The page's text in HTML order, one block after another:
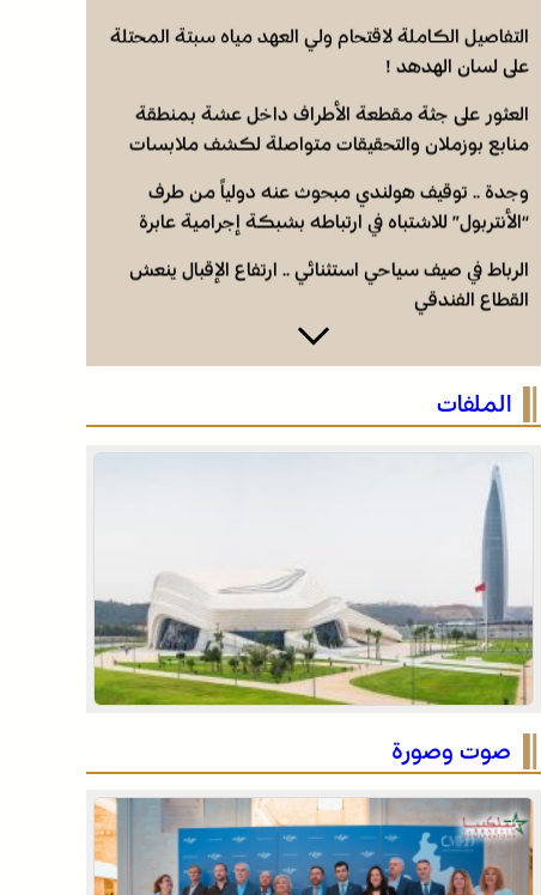
التفاصيل الكاملة لاقتحام ولي العهد مياه سبتة المحتلة
على لسان الهدهد !
العثور على جثة مقطعة الأطراف داخل عشة بمنطقة
منابع بوزملان والتحقيقات متواصلة لكشف ملابسات
وجدة .. توقيف هولندي مبحوث عنه دولياً من طرف
“الأنتربول” للاشتباه في ارتباطه بشبكة إجرامية عابرة
الرباط في صيف سياحي استثنائي .. ارتفاع الإقبال ينعش
القطاع الفندقي
التفاصيل الكاملة لاقتحام ولي العهد مياه سبتة المحتلة
العثور على جثة مقطعة الأطراف داخل عشة بمنطقة
الجريمة
وجدة .. توقيف هولندي مبحوث عنه دولياً من طرف
“الأنتربول” للاشتباه في ارتباطه بشبكة إجرامية عابرة
الرباط في صيف سياحي استثنائي .. ارتفاع الإقبال ينعش
القطاع الفندقي
التفاصيل الكاملة لاقتحام ولي العهد مياه سبتة المحتلة
على لسان الهدهد !
الملفات
صوت وصورة